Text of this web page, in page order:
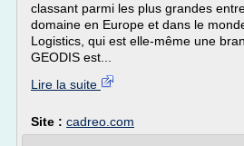
classant parmi les plus grandes
domaine en Europe et dans le
Logistics, qui est elle-même une
GEODIS est...
Lire la suite
Site : cadreo.com